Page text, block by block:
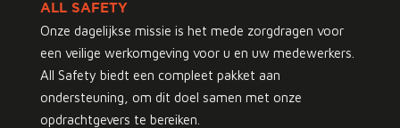
ALL SAFETY
Onze dagelijkse missie is het mede zorgdragen voor
een veilige werkomgeving voor u en uw medewerkers.
All Safety biedt een compleet pakket aan
ondersteuning, om dit doel samen met onze
opdrachtgevers te bereiken.